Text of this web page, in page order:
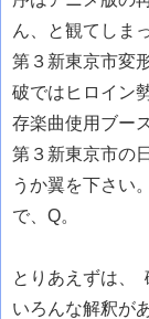
ん、と観てしま
第３新東京市変
破ではヒロイン
存楽曲使用ブー
第３新東京市の
うか翼を下さい。
で、Q。
とりあえずは、
いろんな解釈が